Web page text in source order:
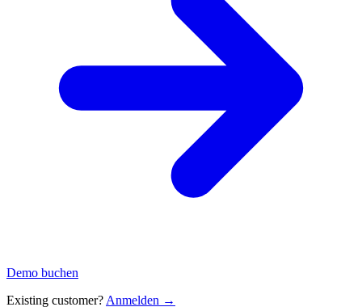
Demo buchen
Existing customer? Anmelden →